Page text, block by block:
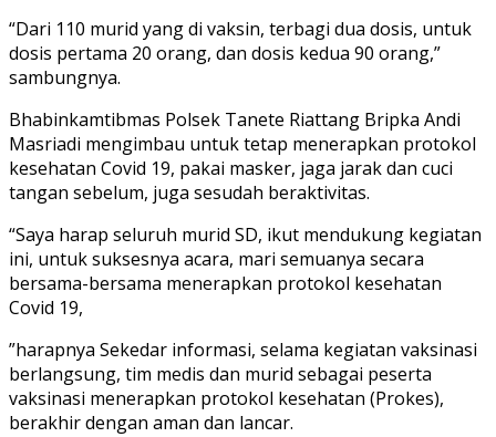
“Dari 110 murid yang di vaksin, terbagi dua dosis, untuk
dosis pertama 20 orang, dan dosis kedua 90 orang,”
sambungnya.
Bhabinkamtibmas Polsek Tanete Riattang Bripka Andi
Masriadi mengimbau untuk tetap menerapkan protokol
kesehatan Covid 19, pakai masker, jaga jarak dan cuci
tangan sebelum, juga sesudah beraktivitas.
“Saya harap seluruh murid SD, ikut mendukung kegiatan
ini, untuk suksesnya acara, mari semuanya secara
bersama-bersama menerapkan protokol kesehatan
Covid 19,
”harapnya Sekedar informasi, selama kegiatan vaksinasi
berlangsung, tim medis dan murid sebagai peserta
vaksinasi menerapkan protokol kesehatan (Prokes),
berakhir dengan aman dan lancar.